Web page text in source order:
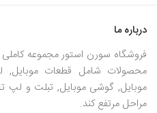
درباره ما
فروشگاه سورن استور مجموعه
محصولات شامل قطعات موبایل,
موبایل, گوشی موبایل, تبلت و لپ
مراحل مرتفع کند.